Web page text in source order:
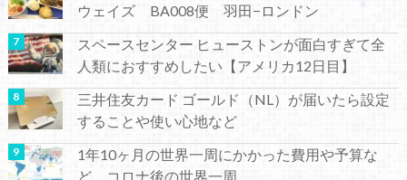
ウェイズ BA008便 羽田−ロンドン
スペースセンター ヒューストンが面白すぎて全
人類におすすめしたい【アメリカ12日目】
三井住友カード ゴールド（NL）が届いたら設定
することや使い心地など
1年10ヶ月の世界一周にかかった費用や予算な
ど コロナ後の世界一周